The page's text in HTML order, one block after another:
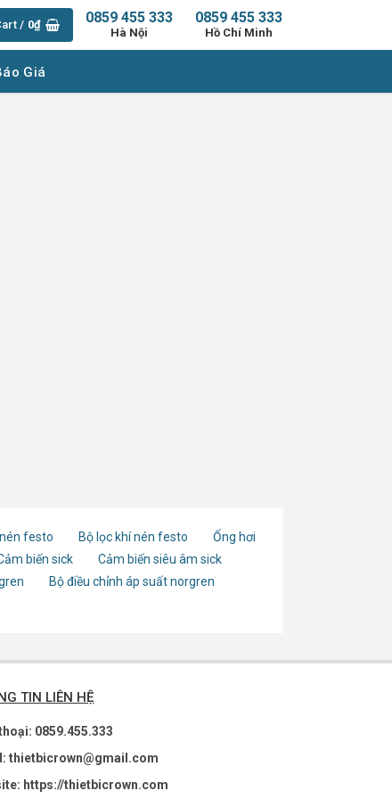
/ 0₫ 0859 455 333
Hồ Chí Minh
0859 455 333
Hà Nội
Giá
festo Bộ lọc khí nén festo
Ống hơi
biến sick
Cảm biến siêu âm sick
Bộ điều chỉnh áp suất norgren
TIN LIÊN HỆ
0859.455.333
thietbicrown@gmail.com
https://thietbicrown.com